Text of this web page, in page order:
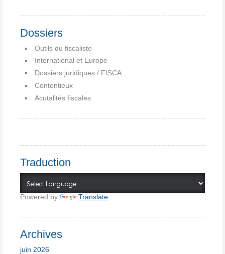
Dossiers
Outils du fiscaliste
International et Europe
Dossiers juridiques / FISCA
Contentieux
Acutalités fiscales
Traduction
Powered by Translate
Archives
juin 2026